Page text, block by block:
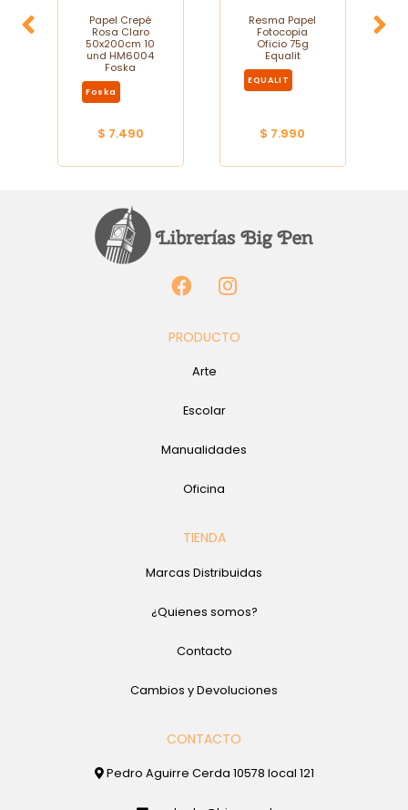
Papel Crepé
Rosa Claro
50x200cm 10
und HM6004
Foska
Foska
$ 7.490
Resma Papel
Fotocopia
Oficio 75g
Equalit
EQUALIT
$ 7.990
PRODUCTO
Arte
Escolar
Manualidades
Oficina
TIENDA
Marcas Distribuidas
¿Quienes somos?
Contacto
Cambios y Devoluciones
CONTACTO
Pedro Aguirre Cerda 10578 local 121